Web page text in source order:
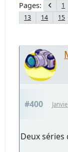
Pages 1
13
14 15
#400
Deux séries